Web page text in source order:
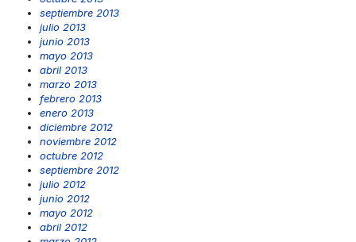
septiembre 2013
julio 2013
junio 2013
mayo 2013
abril 2013
marzo 2013
febrero 2013
enero 2013
diciembre 2012
noviembre 2012
octubre 2012
septiembre 2012
julio 2012
junio 2012
mayo 2012
abril 2012